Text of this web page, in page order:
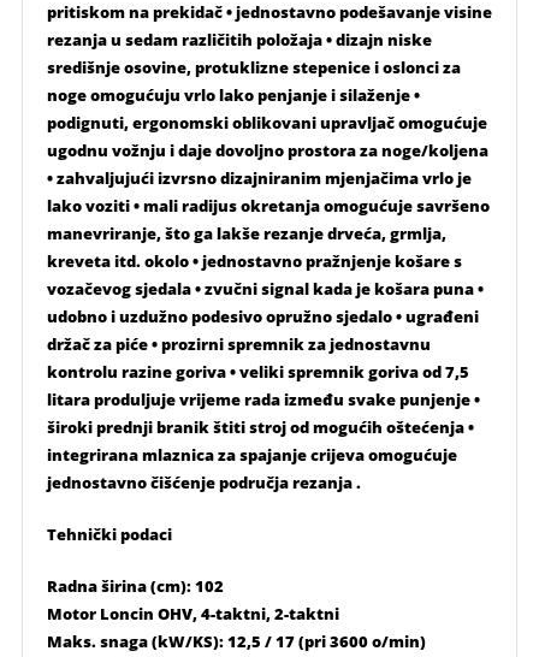
pritiskom na prekidač • jednostavno podešavanje visine
rezanja u sedam različitih položaja • dizajn niske
središnje osovine, protuklizne stepenice i oslonci za
noge omogućuju vrlo lako penjanje i silaženje •
podignuti, ergonomski oblikovani upravljač omogućuje
ugodnu vožnju i daje dovoljno prostora za noge/koljena
• zahvaljujući izvrsno dizajniranim mjenjačima vrlo je
lako voziti • mali radijus okretanja omogućuje savršeno
manevriranje, što ga lakše rezanje drveća, grmlja,
kreveta itd. okolo • jednostavno pražnjenje košare s
vozačevog sjedala • zvučni signal kada je košara puna •
udobno i uzdužno podesivo opružno sjedalo • ugrađeni
držač za piće • prozirni spremnik za jednostavnu
kontrolu razine goriva • veliki spremnik goriva od 7,5
litara produljuje vrijeme rada između svake punjenje •
široki prednji branik štiti stroj od mogućih oštećenja •
integrirana mlaznica za spajanje crijeva omogućuje
jednostavno čišćenje područja rezanja .
Tehnički podaci
Radna širina (cm): 102
Motor Loncin OHV, 4-taktni, 2-taktni
Maks. snaga (kW/KS): 12,5 / 17 (pri 3600 o/min)